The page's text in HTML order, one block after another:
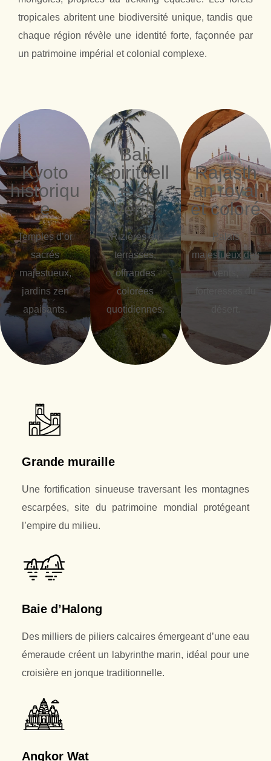
tropicales abritent une biodiversité unique, tandis que
chaque région révèle une identité forte, façonnée par
un patrimoine impérial et colonial complexe.
Kyoto
historiqu
e
Temples d’or
sacrés
majestueux,
jardins zen
apaisants.
Bali
spirituell
e et
verte
Rizières en
terrasses,
offrandes
colorées
quotidiennes.
Rajasth
an royal
et coloré
Palais
majestueux des
vents,
forteresses du
Grande muraille
Une fortification sinueuse traversant les montagnes
escarpées, site du patrimoine mondial protégeant
l’empire du milieu.
Baie d’Halong
Des milliers de piliers calcaires émergeant d’une eau
émeraude créent un labyrinthe marin, idéal pour une
croisière en jonque traditionnelle.
Angkor Wat